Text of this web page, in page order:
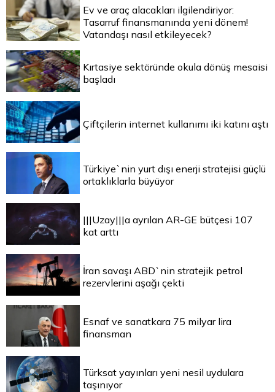
Ev ve araç alacakları ilgilendiriyor:
Tasarruf finansmanında yeni dönem!
Vatandaşı nasıl etkileyecek?
Kırtasiye sektöründe okula dönüş mesaisi
başladı
Çiftçilerin internet kullanımı iki katını aştı
Türkiye`nin yurt dışı enerji stratejisi güçlü
ortaklıklarla büyüyor
|||Uzay|||a ayrılan AR-GE bütçesi 107
kat arttı
İran savaşı ABD`nin stratejik petrol
rezervlerini aşağı çekti
Esnaf ve sanatkara 75 milyar lira
finansman
Türksat yayınları yeni nesil uydulara
taşınıyor